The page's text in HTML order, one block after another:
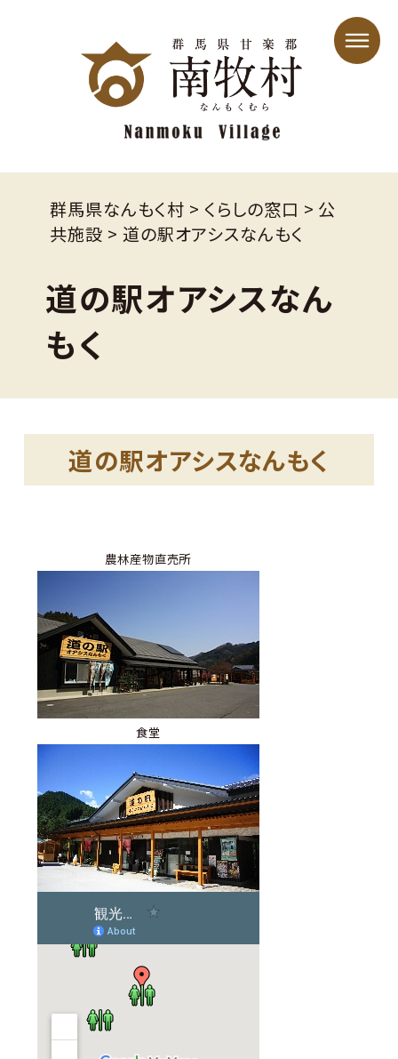
群馬県なんもく村 > くらしの窓口 > 公
共施設 > 道の駅オアシスなんもく
道の駅オアシスなん
もく
道の駅オアシスなんもく
農林産物直売所
食堂